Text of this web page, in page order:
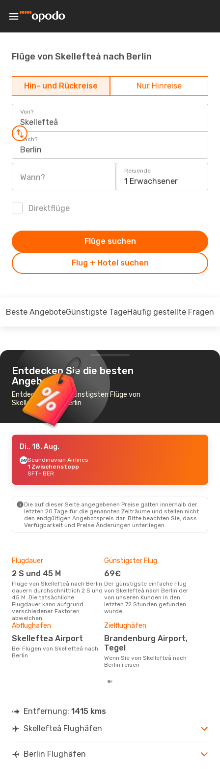
Flüge von Skellefteå nach Berlin
Hin- und Rückreise Nur Hinreise
Von?
Skellefteå
Nach?
Berlin
Wann?
Reisende
1 Erwachsener
Direktflüge
Flug + Hotel suchen
Flüge suchen
Beste AngeboteGünstigste TageHäufig gestellte Fragen
Entdecken Sie die besten
Angebote
Entdecken Sie die günstigsten Flüge von
Skellefteå nach Berlin
Di., 18. Aug.
Scandinavian Airlines
1 Zwischenstopp
SFT- BER
Die auf dieser Seite angegebenen Preise galten innerhalb der
letzten 20 Tage für die genannten Zeiträume und stellen nicht
den endgültigen Angebotspreis dar. Bitte beachten Sie, dass
Verfügbarkeit und Preise Änderungen unterliegen.
Flugdauer
2 S und 45 M
Flüge von Skellefteå nach Berlin
dauern durchschnittlich 2 S und
45 M. Die tatsächliche
Flugdauer kann aufgrund
verschiedener Faktoren
abweichen.
Günstigster Flug
69€
Der günstigste einfache Flug
von Skellefteå nach Berlin der
von unseren Kunden in den
letzten 72 Stunden gefunden
wurde
Abflughafen
Skelleftea Airport
Bei Flügen von Skellefteå nach
Berlin
Zielflughäfen
Brandenburg Airport,
Tegel
Wenn Sie von Skellefteå nach
Berlin reisen
Entfernung: 1415 kms
Skellefteå Flughäfen
Berlin Flughäfen